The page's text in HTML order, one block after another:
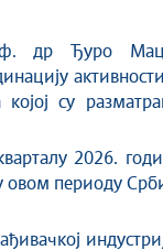
су
2026.
овом периоду